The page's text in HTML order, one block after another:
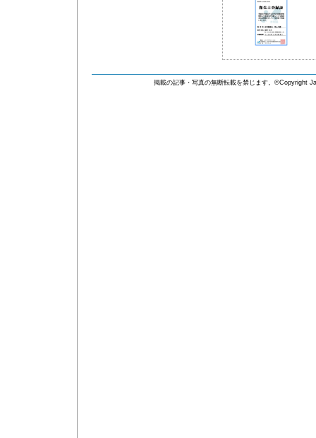
掲載の記事・写真の無断転載を禁じます。©Copyright